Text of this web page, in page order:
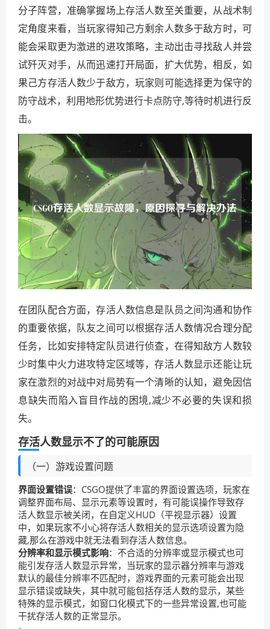
分子阵营，准确掌握场上存活人数至关重要，从战术制
定角度来看，当玩家得知己方剩余人数多于敌方时，可
能会采取更为激进的进攻策略，主动出击寻找敌人并尝
试歼灭对手，从而迅速打开局面，扩大优势，相反，如
果己方存活人数少于敌方，玩家则可能选择更为保守的
防守战术，利用地形优势进行卡点防守,等待时机进行反
击。
在团队配合方面，存活人数信息是队员之间沟通和协作
的重要依据，队友之间可以根据存活人数情况合理分配
任务，比如安排特定队员进行侦查，在得知敌方人数较
少时集中火力进攻特定区域等，存活人数显示还能让玩
家在激烈的对战中对局势有一个清晰的认知，避免因信
息缺失而陷入盲目作战的困境,减少不必要的失误和损
失。
存活人数显示不了的可能原因
（一）游戏设置问题
界面设置错误：CSGO提供了丰富的界面设置选项，玩家在
调整界面布局、显示元素等设置时，有可能误操作导致存
活人数显示被关闭，在自定义HUD（平视显示器）设置
中，如果玩家不小心将存活人数相关的显示选项设置为隐
藏,那么在游戏中就无法看到存活人数信息。
分辨率和显示模式影响：不合适的分辨率或显示模式也可
能引发存活人数显示异常，当玩家的显示器分辨率与游戏
默认的最佳分辨率不匹配时，游戏界面的元素可能会出现
显示错误或缺失，其中就可能包括存活人数的显示，某些
特殊的显示模式，如窗口化模式下的一些异常设置,也可能
干扰存活人数的正常显示。